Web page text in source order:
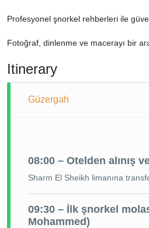
Profesyonel şnorkel rehberleri ile
Fotoğraf, dinlenme ve macerayı bir
Itinerary
Güzergah
08:00 – Otelden alınış
Sharm El Sheikh limanına
09:30 – İlk şnorkel
Mohammed)